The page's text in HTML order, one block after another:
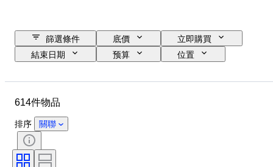
篩選條件 底價
立即購買
結束日期
预算
位置
時代
614件物品
排序 關聯